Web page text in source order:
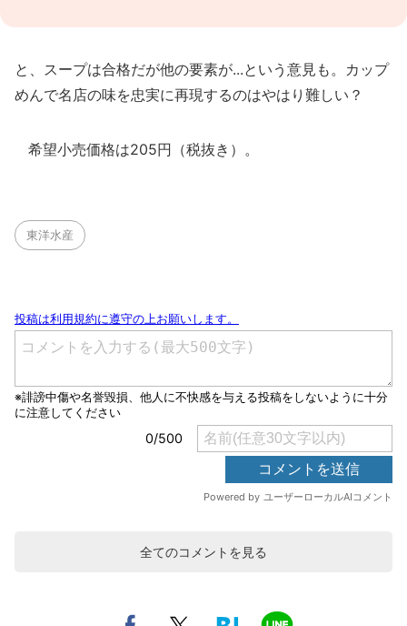
と、スープは合格だが他の要素が...という意見も。カップ
めんで名店の味を忠実に再現するのはやはり難しい？
希望小売価格は205円（税抜き）。
東洋水産
全てのコメントを見る